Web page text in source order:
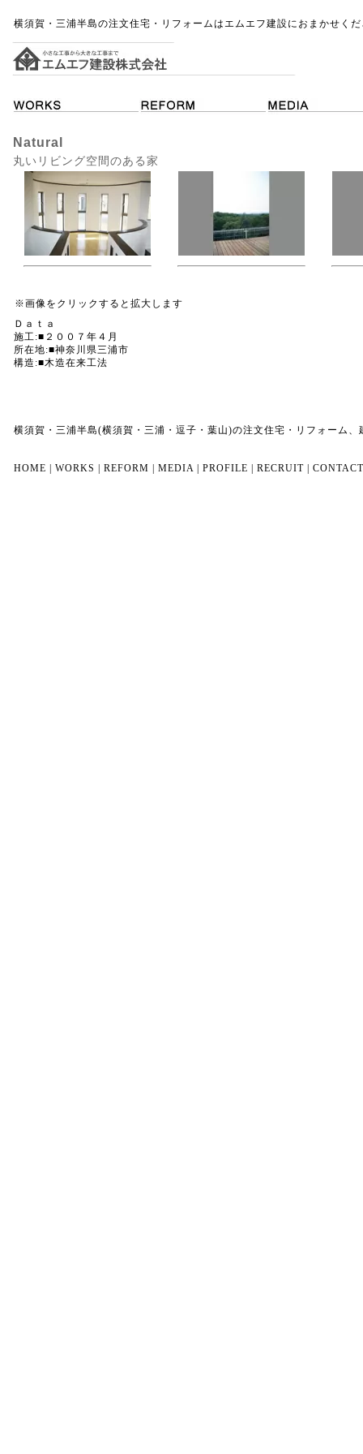
横須賀・三浦半島の注文住宅・リフォームはエムエフ建設におまかせく
Natural
丸いリビング空間のある家
※画像をクリックすると拡大します
Ｄａｔａ
施工:■２００７年４月
所在地:■神奈川県三浦市
構造:■木造在来工法
横須賀・三浦半島(横須賀・三浦・逗子・葉山)の注文住宅・リフォーム
HOME WORKS REFORM MEDIA PROFILE RECRUIT CONTACT